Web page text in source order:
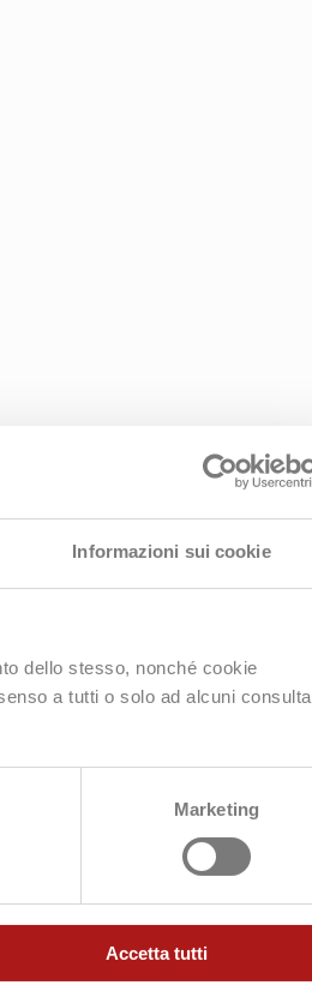
Informazioni sui cookie
dello stesso, nonché cookie
a tutti o solo ad alcuni consulta
Marketing
Accetta tutti